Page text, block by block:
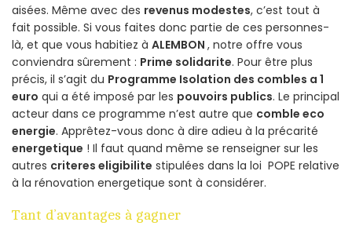
aisées. Même avec des revenus modestes, c’est tout à
fait possible. Si vous faites donc partie de ces personnes-
là, et que vous habitiez à ALEMBON , notre offre vous
conviendra sûrement : Prime solidarite. Pour être plus
précis, il s’agit du Programme Isolation des combles a 1
euro qui a été imposé par les pouvoirs publics. Le principal
acteur dans ce programme n’est autre que comble eco
energie. Apprêtez-vous donc à dire adieu à la précarité
energetique ! Il faut quand même se renseigner sur les
autres criteres eligibilite stipulées dans la loi POPE relative
à la rénovation energetique sont à considérer.
Tant d’avantages à gagner